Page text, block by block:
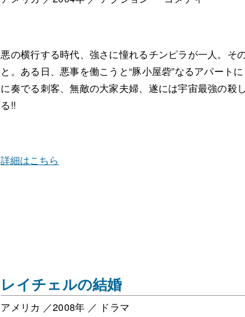
悪の横行する時代、強さに憧れるチンピラが一人。そ
と。ある日、悪事を働こうと“豚小屋砦”なるアパート
に奏でる刺客、無敵の大家夫婦、遂には宇宙最強の
る!!
詳細はこちら
レイチェルの結婚
アメリカ ／2008年 ／ ドラマ